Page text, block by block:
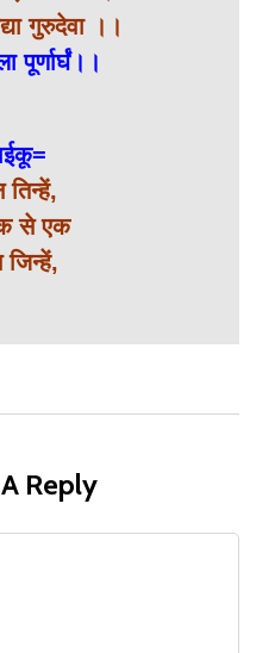
गुरुदेवा ।।
पूर्णार्घं।।
तिन्हें,
से एक
जिन्हें,
Reply